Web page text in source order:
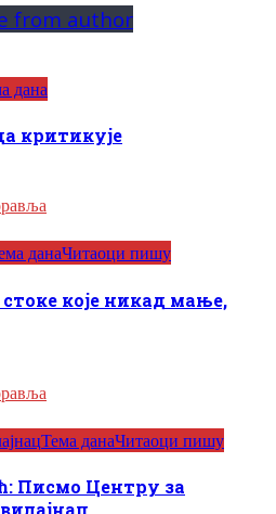
from author
дана
критикује
данаЧитаоци пишу
које никад мање,
Тема данаЧитаоци пишу
Писмо Центру за